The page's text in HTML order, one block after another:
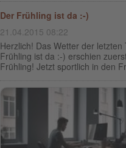
Der Frühling ist da :-)
21.04.2015 08:22
Herzlich! Das Wetter der
Frühling ist da :-) erschien
Frühling! Jetzt sportlich in den